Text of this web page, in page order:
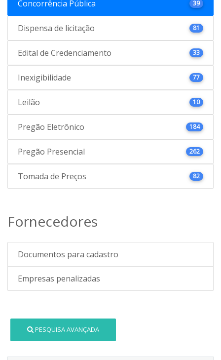
Concorrência Pública 39
Dispensa de licitação 81
Edital de Credenciamento 33
Inexigibilidade 77
Leilão 10
Pregão Eletrônico 184
Pregão Presencial 262
Tomada de Preços 82
Fornecedores
Documentos para cadastro
Empresas penalizadas
PESQUISA AVANÇADA